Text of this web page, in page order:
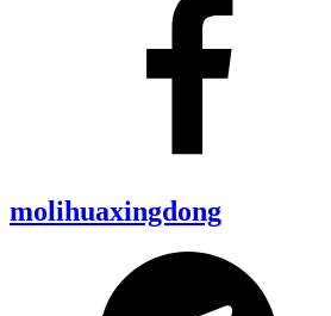
molihuaxingdong